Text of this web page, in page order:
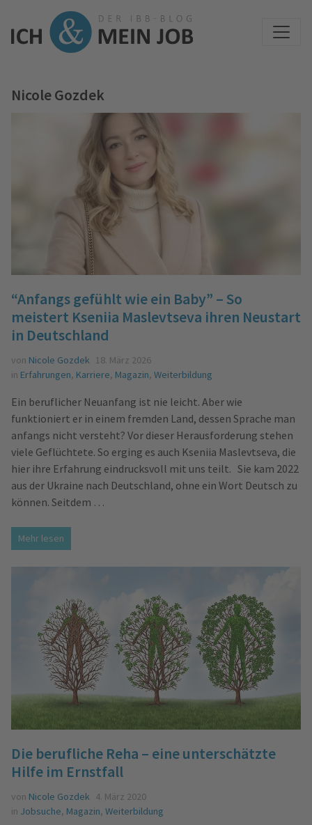
Nicole Gozdek
“Anfangs gefühlt wie ein Baby” – So
meistert Kseniia Maslevtseva ihren Neustart
in Deutschland
von Nicole Gozdek 18. März 2026
in Erfahrungen, Karriere, Magazin, Weiterbildung
Ein beruflicher Neuanfang ist nie leicht. Aber wie
funktioniert er in einem fremden Land, dessen Sprache man
anfangs nicht versteht? Vor dieser Herausforderung stehen
viele Geflüchtete. So erging es auch Kseniia Maslevtseva, die
hier ihre Erfahrung eindrucksvoll mit uns teilt. Sie kam 2022
aus der Ukraine nach Deutschland, ohne ein Wort Deutsch zu
können. Seitdem …
Mehr lesen
Die berufliche Reha – eine unterschätzte
Hilfe im Ernstfall
von Nicole Gozdek 4. März 2020
in Jobsuche, Magazin, Weiterbildung